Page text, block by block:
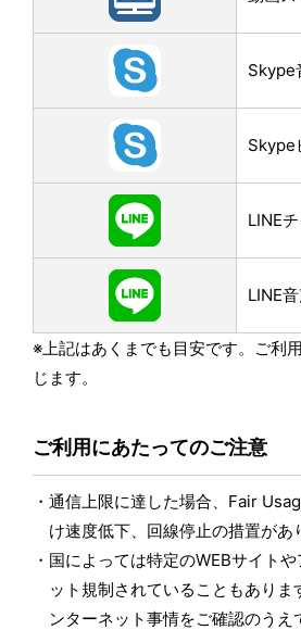
Skype
Skype
LINE
LINE
※上記はあくまでも目安です。ご利
じます。
ご利用にあたってのご注意
通信上限に達した場合、Fair
け速度低下、回線停止の措置があ
国によっては特定のWEBサイト
ット規制されていることもありま
ンターネット事情をご確認のうえ